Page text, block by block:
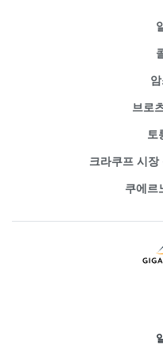
브로
토
크라쿠프 시
쿠에르